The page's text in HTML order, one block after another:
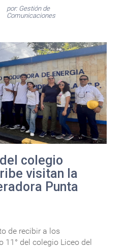
por: Gestión de
Comunicaciones
colegio
visitan la
Punta
de recibir a los
11° del colegio Liceo del